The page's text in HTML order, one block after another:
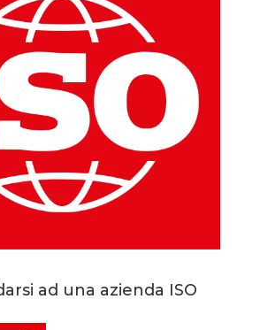
ad una azienda ISO